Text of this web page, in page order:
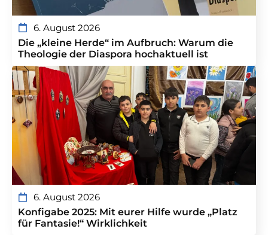
6. August 2026
Die „kleine Herde“ im Aufbruch: Warum die
Theologie der Diaspora hochaktuell ist
6. August 2026
Konfigabe 2025: Mit eurer Hilfe wurde „Platz
für Fantasie!“ Wirklichkeit